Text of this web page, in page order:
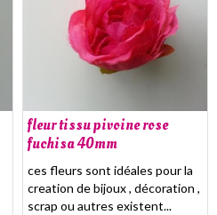
fleur tissu pivoine rose
fuchisa 40mm
ces fleurs sont idéales pour la
creation de bijoux , décoration ,
scrap ou autres existent...